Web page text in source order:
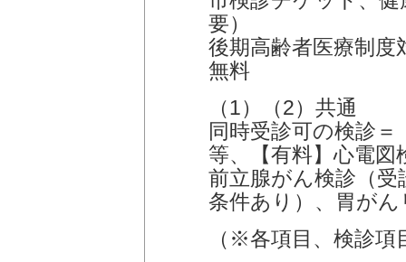
要）
後期高齢者医療制度
無料
（1）（2）共通
同時受診可の検診＝
等、【有料】心電
前立腺がん検診（受
条件あり）、胃が
（※各項目、検診